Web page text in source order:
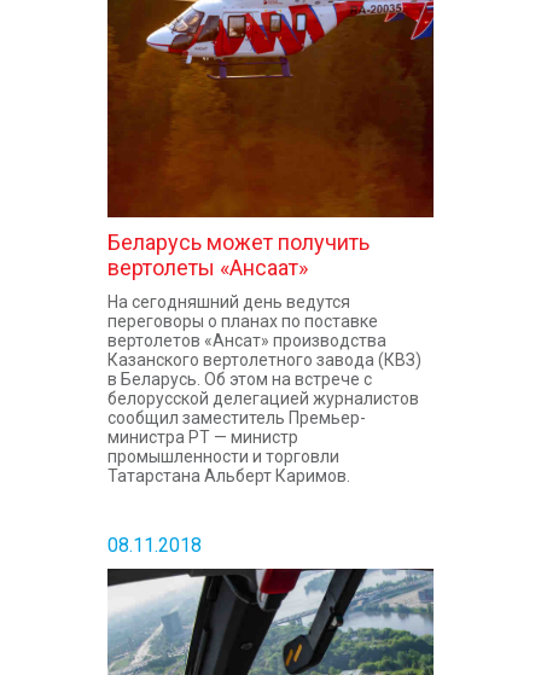
КОНТАКТЫ
Беларусь может получить
вертолеты «Ансаат»
На сегодняшний день ведутся
переговоры о планах по поставке
вертолетов «Ансат» производства
Казанского вертолетного завода (КВЗ)
в Беларусь. Об этом на встрече с
белорусской делегацией журналистов
сообщил заместитель Премьер-
министра РТ — министр
промышленности и торговли
Татарстана Альберт Каримов.
08.11.2018